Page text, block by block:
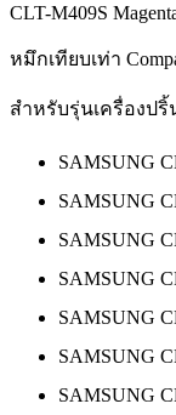
CLT-M409S
หมึกเทียบเท่า
สำหรับรุ่นเครื่องปริ้
SAMSUNG
SAMSUNG
SAMSUNG
SAMSUNG
SAMSUNG
SAMSUNG
SAMSUNG